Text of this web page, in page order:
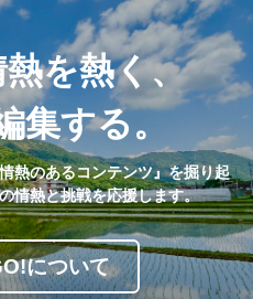
を熱く、
集する。
熱のあるコンテンツ』を掘り起
情熱と挑戦を応援します。
について